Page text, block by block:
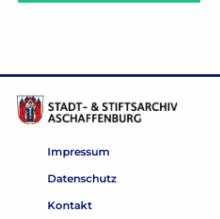
Impressum
Datenschutz
Kontakt